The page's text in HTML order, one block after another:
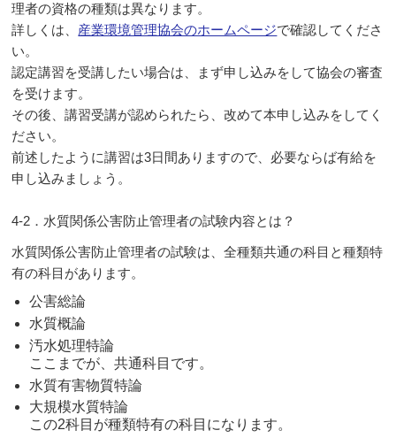
理者の資格の種類は異なります。
詳しくは、 産業環境管理協会のホームページで確認してくださ
い。
認定講習を受講したい場合は、まず申し込みをして協会の審査
を受けます。
その後、講習受講が認められたら、改めて本申し込みをしてく
ださい。
前述したように講習は3日間ありますので、必要ならば有給を
申し込みましょう。
4-2．水質関係公害防止管理者の試験内容とは？
水質関係公害防止管理者の試験は、全種類共通の科目と種類特
有の科目があります。
公害総論
水質概論
汚水処理特論
ここまでが、共通科目です。
水質有害物質特論
大規模水質特論
この2科目が種類特有の科目になります。